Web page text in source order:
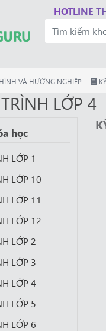
HOTLINE
VÀ HƯỚNG NGHIỆP
LỚP 4
học
LỚP 1
LỚP 10
LỚP 11
LỚP 12
LỚP 2
LỚP 3
LỚP 4
LỚP 5
LỚP 6